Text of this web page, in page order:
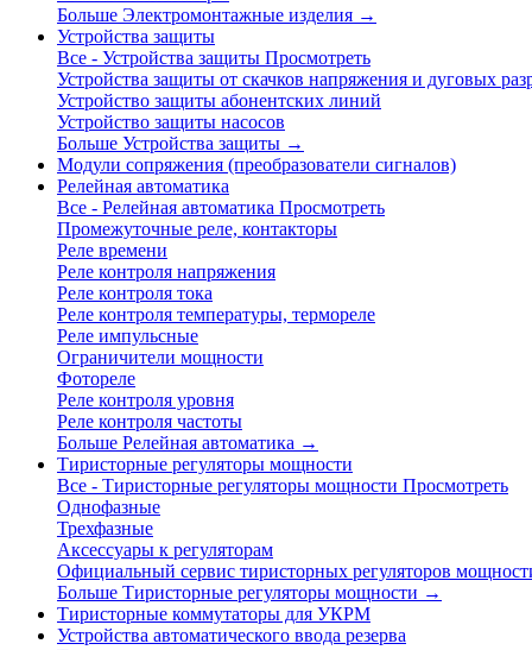
Больше Электромонтажные изделия →
Устройства защиты
Все - Устройства защиты Просмотреть
Устройства защиты от скачков напряжения и дуговых
Устройство защиты абонентских линий
Устройство защиты насосов
Больше Устройства защиты →
Модули сопряжения (преобразователи сигналов)
Релейная автоматика
Все - Релейная автоматика Просмотреть
Промежуточные реле, контакторы
Реле времени
Реле контроля напряжения
Реле контроля тока
Реле контроля температуры, термореле
Реле импульсные
Ограничители мощности
Фотореле
Реле контроля уровня
Реле контроля частоты
Больше Релейная автоматика →
Тиристорные регуляторы мощности
Все - Тиристорные регуляторы мощности Просмотреть
Однофазные
Трехфазные
Аксессуары к регуляторам
Официальный сервис тиристорных регуляторов
Больше Тиристорные регуляторы мощности →
Тиристорные коммутаторы для УКРМ
Устройства автоматического ввода резерва